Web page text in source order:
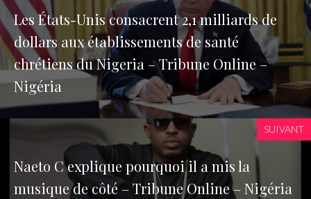
Les États-Unis consacrent 2,1 milliards de
dollars aux établissements de santé
chrétiens du Nigeria – Tribune Online –
Nigéria
SUIVANT
Naeto C explique pourquoi il a mis la
musique de côté – Tribune Online – Nigéria